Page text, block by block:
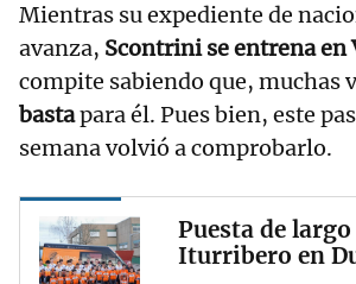
Mientras su expediente de
avanza, Scontrini se entrena en
compite sabiendo que, muchas
bastapara él. Pues bien, este
semana volvió a comprobarlo.
Puesta de
Iturribero en